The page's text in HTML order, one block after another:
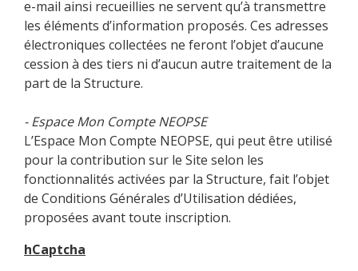
e-mail ainsi recueillies ne servent qu’à transmettre
les éléments d’information proposés. Ces adresses
électroniques collectées ne feront l’objet d’aucune
cession à des tiers ni d’aucun autre traitement de la
part de la Structure.
- Espace Mon Compte NEOPSE
L’Espace Mon Compte NEOPSE, qui peut être utilisé
pour la contribution sur le Site selon les
fonctionnalités activées par la Structure, fait l’objet
de Conditions Générales d’Utilisation dédiées,
proposées avant toute inscription.
hCaptcha